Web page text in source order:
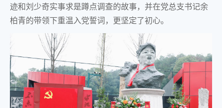
迹和刘少奇实事求是蹲点调查的故事，并在党总支书记余
柏青的带领下重温入党誓词，更坚定了初心。